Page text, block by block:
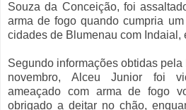
Souza da Conceição, foi
arma de fogo quando cumpria
cidades de Blumenau com Indaial,
Segundo informações obtidas
novembro, Alceu Junior foi
ameaçado com arma de fogo
obrigado a deitar no chão,